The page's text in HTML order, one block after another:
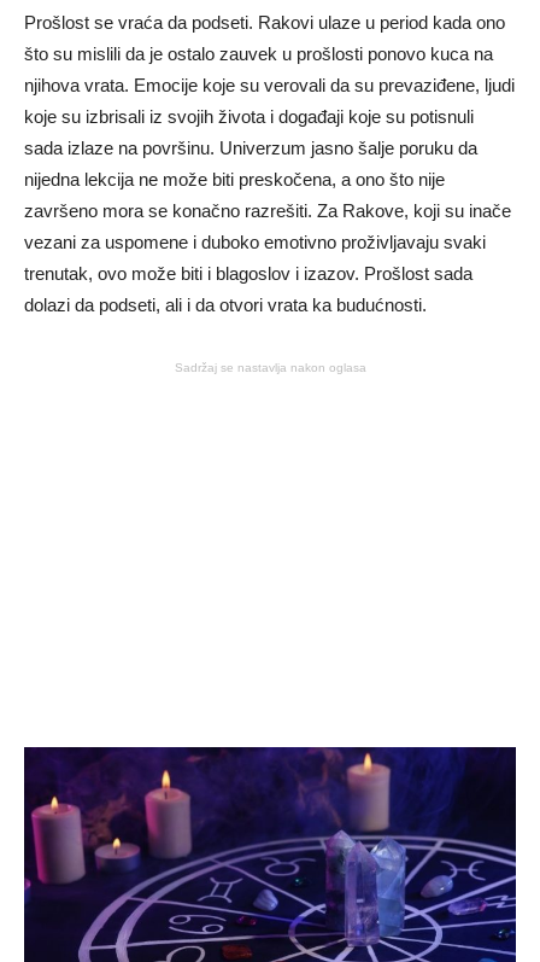
Prošlost se vraća da podseti. Rakovi ulaze u period kada ono
što su mislili da je ostalo zauvek u prošlosti ponovo kuca na
njihova vrata. Emocije koje su verovali da su prevaziđene, ljudi
koje su izbrisali iz svojih života i događaji koje su potisnuli
sada izlaze na površinu. Univerzum jasno šalje poruku da
nijedna lekcija ne može biti preskočena, a ono što nije
završeno mora se konačno razrešiti. Za Rakove, koji su inače
vezani za uspomene i duboko emotivno proživljavaju svaki
trenutak, ovo može biti i blagoslov i izazov. Prošlost sada
dolazi da podseti, ali i da otvori vrata ka budućnosti.
Sadržaj se nastavlja nakon oglasa